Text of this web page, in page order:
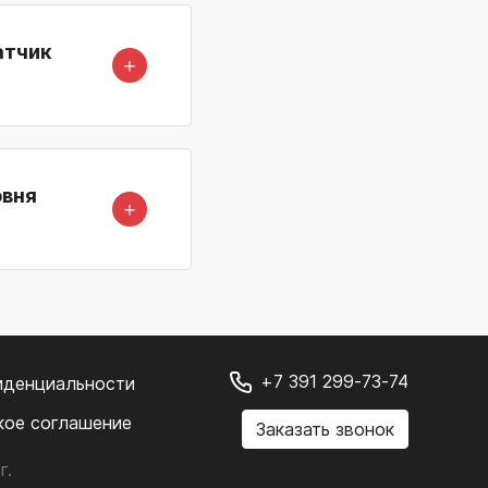
＋
＋
соглашение
+7 391 299-73-74
Заказать звонок